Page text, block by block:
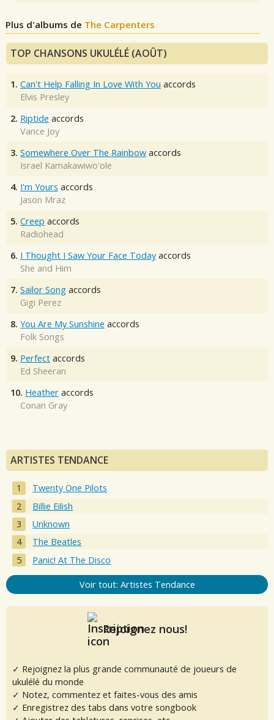
Plus d'albums de The Carpenters
TOP CHANSONS UKULÉLÉ (AOÛT)
1. Can't Help Falling In Love With You accords
Elvis Presley
2. Riptide accords
Vance Joy
3. Somewhere Over The Rainbow accords
Israel Kamakawiwo'ole
4. I'm Yours accords
Jason Mraz
5. Creep accords
Radiohead
6. I Thought I Saw Your Face Today accords
She and Him
7. Sailor Song accords
Gigi Perez
8. You Are My Sunshine accords
Folk Songs
9. Perfect accords
Ed Sheeran
10. Heather accords
Conan Gray
ARTISTES TENDANCE
Twenty One Pilots
Billie Eilish
Unknown
The Beatles
Panic! At The Disco
Voir tout: Artistes Tendance
Rejoignez nous!
✓ Rejoignez la plus grande communauté de joueurs de
ukulélé du monde
✓ Notez, commentez et faites-vous des amis
✓ Enregistrez des tabs dans votre songbook